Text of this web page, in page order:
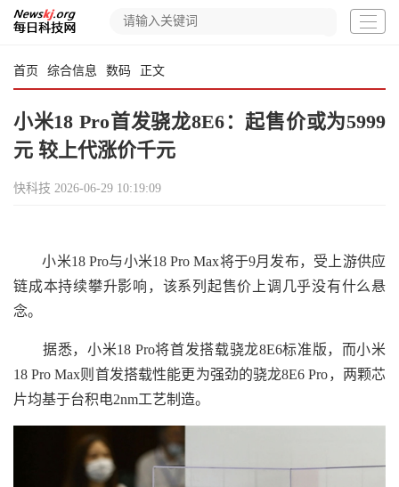
首页 综合信息 数码 正文
小米18 Pro首发骁龙8E6：起售价或为5999
元 较上代涨价千元
快科技 2026-06-29 10:19:09
小米18 Pro与小米18 Pro Max将于9月发布，受上游供应
链成本持续攀升影响，该系列起售价上调几乎没有什么悬
念。
据悉，小米18 Pro将首发搭载骁龙8E6标准版，而小米
18 Pro Max则首发搭载性能更为强劲的骁龙8E6 Pro，两颗芯
片均基于台积电2nm工艺制造。